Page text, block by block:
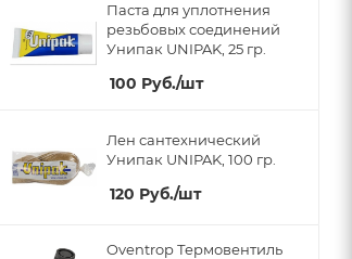
Паста для уплотнения
резьбовых соединений
Унипак UNIPAK, 25 гр.
100 Руб./шт
Лен сантехнический
Унипак UNIPAK, 100 гр.
120 Руб./шт
Oventrop Термовентиль